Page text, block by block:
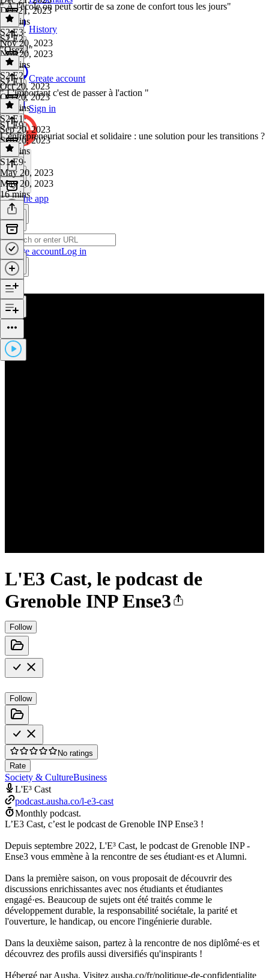
History
Create account
Sign in
Get the app
Create accountLog in
L'E3 Cast, le podcast de
Grenoble INP Ense3
Follow
Follow
No ratings
Rate
Society & CultureBusiness
L'E³ Cast
podcast.ausha.co/l-e3-cast
Monthly podcast.
L’E3 Cast, c’est le podcast de Grenoble INP Ense3 !
Depuis septembre 2022, L'E³ Cast, le podcast de Grenoble INP -
Ense3 vous emmène à la rencontre de ses étudiant·es et Alumni.
Dans la première saison, on vous proposait de découvrir des
discussions enrichissantes avec nos étudiants et étudiantes
engagé·es. Beaucoup de sujets ont été traités comme le
développement durable, la responsabilité sociétale, la parité et
l'ouverture, le handicap, ou encore l'ingénierie durable.
Dans la deuxième saison, partez à la rencontre de nos diplômé·es et
découvrez des profils aussi diversifiés qu'inspirants !
Hébergé par Ausha. Visitez ausha.co/fr/politique-de-confidentialite
Dec 21, 2023
23 mins
" À l'école on peut sortir de sa zone de confort tous les jours"
S2 E3·
Nov 20, 2023
Nov 20, 2023
30 mins
S2 E2
"Osez !"
S2 E2·
Oct 20, 2023
Oct 20, 2023
19 mins
S2 E1
" L'important c'est de passer à l'action "
S2 E1 ·
Sep 20, 2023
Sep 20, 2023
16 mins
S1 E9
L'entrepreneuriat social et solidaire : une solution pour les transitions ?
S1 E9·
May 20, 2023
May 20, 2023
16 mins